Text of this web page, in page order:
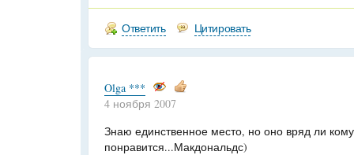
Ответить Цитировать
Olga ***
4 ноября 2007
Знаю единственное место, но оно вряд ли
понравится...Макдональдс)